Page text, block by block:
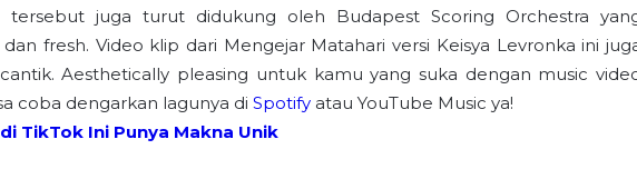
juga turut didukung oleh Budapest Scoring Orchestra
fresh. Video klip dari Mengejar Matahari versi Keisya Levronka ini
Aesthetically pleasing untuk kamu yang suka dengan music
coba dengarkan lagunya di Spotify atau YouTube Music ya!
di TikTok Ini Punya Makna Unik